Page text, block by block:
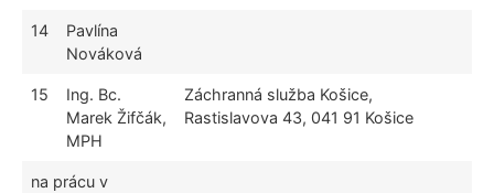
14
Pavlína
Nováková
15
Ing. Bc.
Marek Žifčák,
MPH
Záchranná služba Košice,
Rastislavova 43, 041 91 Košice
na prácu v